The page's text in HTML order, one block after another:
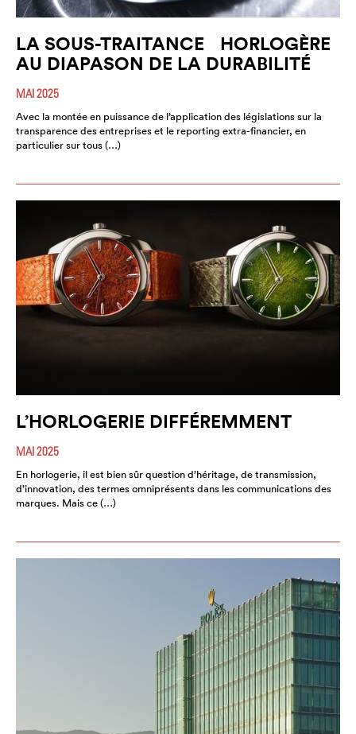
LA SOUS-TRAITANCE HORLOGÈRE
AU DIAPASON DE LA DURABILITÉ
MAI 2025
Avec la montée en puissance de l’application des législations sur la
transparence des entreprises et le reporting extra-financier, en
particulier sur tous (…)
L’HORLOGERIE DIFFÉREMMENT
MAI 2025
En horlogerie, il est bien sûr question d’héritage, de transmission,
d’innovation, des termes omniprésents dans les communications des
marques. Mais ce (…)